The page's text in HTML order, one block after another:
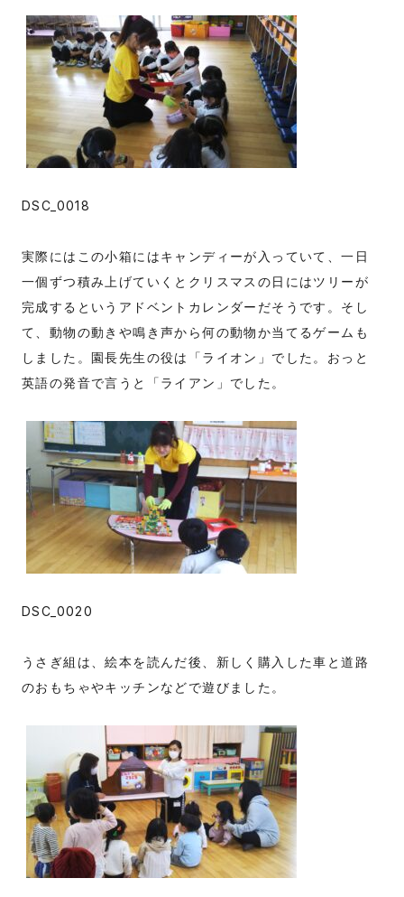
DSC_0018
実際にはこの小箱にはキャンディーが入っていて、一日
一個ずつ積み上げていくとクリスマスの日にはツリーが
完成するというアドベントカレンダーだそうです。そし
て、動物の動きや鳴き声から何の動物か当てるゲームも
しました。園長先生の役は「ライオン」でした。おっと
英語の発音で言うと「ライアン」でした。
DSC_0020
うさぎ組は、絵本を読んだ後、新しく購入した車と道路
のおもちゃやキッチンなどで遊びました。